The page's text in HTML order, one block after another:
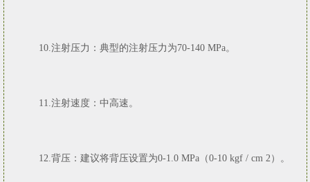
10.注射压力：典型的注射压力为70-140 MPa。
11.注射速度：中高速。
12.背压：建议将背压设置为0-1.0 MPa（0-10 kgf / cm 2）。